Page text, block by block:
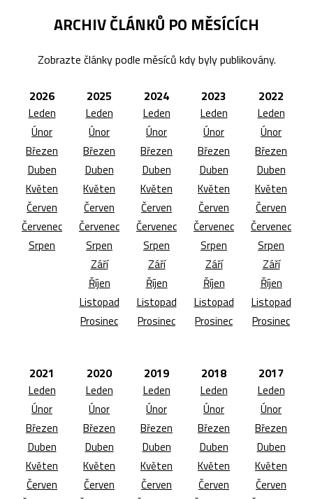
ARCHIV ČLÁNKŮ PO MĚSÍCÍCH
Zobrazte články podle měsíců kdy byly publikovány.
2026
Leden
Únor
Březen
Duben
Květen
Červen
Červenec
Srpen
2025
Leden
Únor
Březen
Duben
Květen
Červen
Červenec
Srpen
Září
Říjen
Listopad
Prosinec
2024
Leden
Únor
Březen
Duben
Květen
Červen
Červenec
Srpen
Září
Říjen
Listopad
Prosinec
2023
Leden
Únor
Březen
Duben
Květen
Červen
Červenec
Srpen
Září
Říjen
Listopad
Prosinec
2022
Leden
Únor
Březen
Duben
Květen
Červen
Červenec
Srpen
Září
Říjen
Listopad
Prosinec
2021
Leden
Únor
Březen
Duben
Květen
Červen
2020
Leden
Únor
Březen
Duben
Květen
Červen
2019
Leden
Únor
Březen
Duben
Květen
Červen
2018
Leden
Únor
Březen
Duben
Květen
Červen
2017
Leden
Únor
Březen
Duben
Květen
Červen